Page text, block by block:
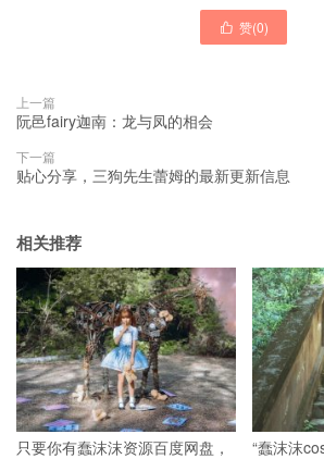
 赞(0)
上一篇
阮邑fairy迦南：龙与凤的相会
下一篇
贴心分享，三狗先生蕾姆的最新更新信息
相关推荐
只要你有蠢沫沫资源百度网盘，
“蠢沫沫